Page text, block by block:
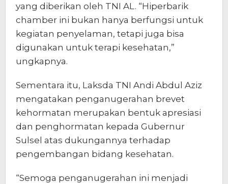
yang diberikan oleh TNI AL. “Hiperbarik
chamber ini bukan hanya berfungsi untuk
kegiatan penyelaman, tetapi juga bisa
digunakan untuk terapi kesehatan,”
ungkapnya.
Sementara itu, Laksda TNI Andi Abdul Aziz
mengatakan penganugerahan brevet
kehormatan merupakan bentuk apresiasi
dan penghormatan kepada Gubernur
Sulsel atas dukungannya terhadap
pengembangan bidang kesehatan.
“Semoga penganugerahan ini menjadi